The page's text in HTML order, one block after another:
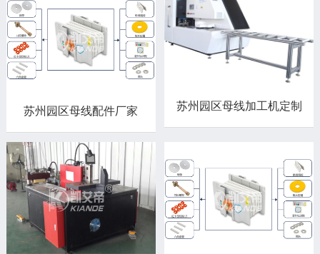
苏州园区母线配件厂家 苏州园区母线加工机定制